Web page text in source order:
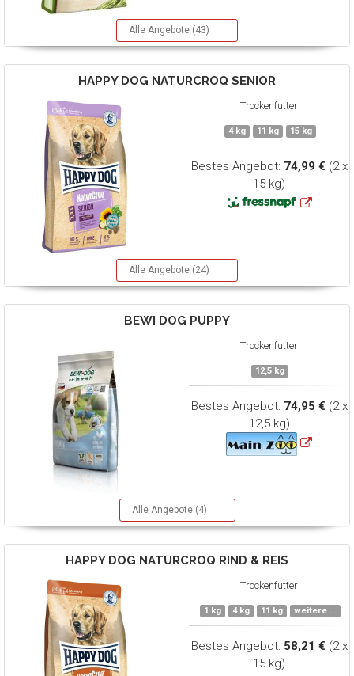
Alle Angebote (43)
HAPPY DOG NATURCROQ SENIOR
Trockenfutter
4 kg 11 kg 15 kg
Bestes Angebot: 74,99 € (2 x
15 kg)
Alle Angebote (24)
BEWI DOG PUPPY
Trockenfutter
12,5 kg
Bestes Angebot: 74,95 € (2 x
12,5 kg)
Alle Angebote (4)
HAPPY DOG NATURCROQ RIND & REIS
Trockenfutter
1 kg 4 kg 11 kg weitere ...
Bestes Angebot: 58,21 € (2 x
15 kg)